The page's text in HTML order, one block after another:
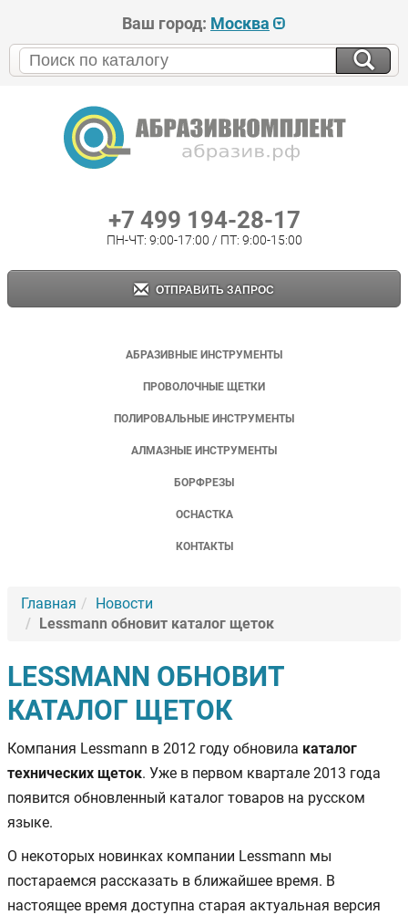
Ваш город: Москва
+7 499 194-28-17
ПН-ЧТ: 9:00-17:00 / ПТ: 9:00-15:00
ОТПРАВИТЬ ЗАПРОС
АБРАЗИВНЫЕ ИНСТРУМЕНТЫ
ПРОВОЛОЧНЫЕ ЩЕТКИ
ПОЛИРОВАЛЬНЫЕ ИНСТРУМЕНТЫ
АЛМАЗНЫЕ ИНСТРУМЕНТЫ
БОРФРЕЗЫ
ОСНАСТКА
КОНТАКТЫ
Главная
Новости
Lessmann обновит каталог щеток
LESSMANN ОБНОВИТ
КАТАЛОГ ЩЕТОК
Компания Lessmann в 2012 году обновила каталог
технических щеток. Уже в первом квартале 2013 года
появится обновленный каталог товаров на русском
языке.
О некоторых новинках компании Lessmann мы
постараемся рассказать в ближайшее время. В
настоящее время доступна старая актуальная версия